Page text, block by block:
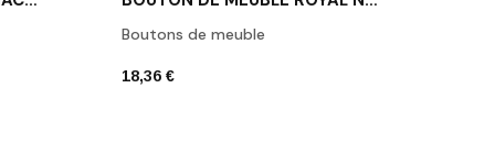
Boutons de meuble
18,36 €